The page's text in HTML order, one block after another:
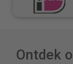
Ontdek